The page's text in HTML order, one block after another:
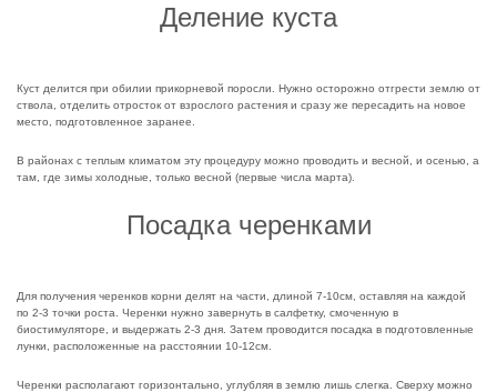
Деление куста
Куст делится при обилии прикорневой поросли. Нужно осторожно отгрести землю от
ствола, отделить отросток от взрослого растения и сразу же пересадить на новое
место, подготовленное заранее.
В районах с теплым климатом эту процедуру можно проводить и весной, и осенью, а
там, где зимы холодные, только весной (первые числа марта).
Посадка черенками
Для получения черенков корни делят на части, длиной 7-10см, оставляя на каждой
по 2-3 точки роста. Черенки нужно завернуть в салфетку, смоченную в
биостимуляторе, и выдержать 2-3 дня. Затем проводится посадка в подготовленные
лунки, расположенные на расстоянии 10-12см.
Черенки располагают горизонтально, углубляя в землю лишь слегка. Сверху можно